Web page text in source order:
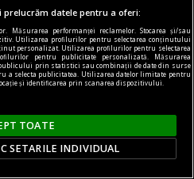
fantastic de
datele pentru a oferi:
Măsurarea performanței reclamelor. Stocarea și/sau
Utilizarea profilurilor pentru selectarea conținutului
personalizat. Utilizarea profilurilor pentru selectarea
pentru publicitate personalizată. Măsurarea
prin statistici sau combinații de date din surse
a selecta publicitatea. Utilizarea datelor limitate pentru
și identificarea prin scanarea dispozitivului.
TOATE
SETARILE INDIVIDUAL